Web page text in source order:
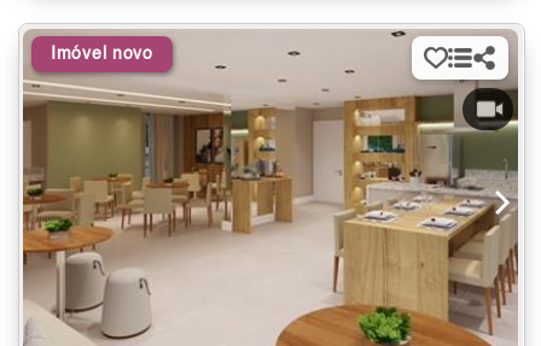
Imóvel novo